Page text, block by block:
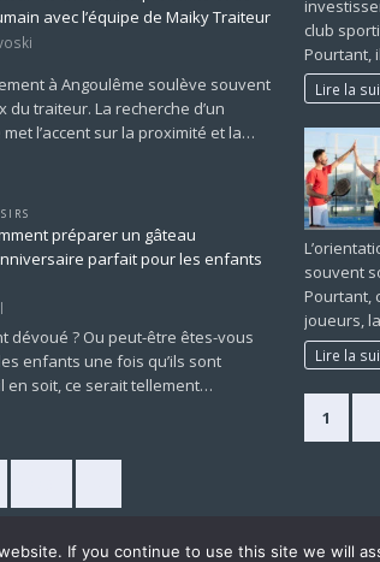
avec l’équipe de Maiky Traiteur
à Angoulême soulève souvent
du traiteur. La recherche d’un
l’accent sur la proximité et la…
préparer un gâteau
parfait pour les enfants
dévoué ? Ou peut-être êtes-vous
enfants une fois qu’ils sont
en soit, ce serait tellement…
club
Pourtant,
Lire la
souvent
Pourtant,
joueurs,
Lire la
1
If you continue to use this site we will